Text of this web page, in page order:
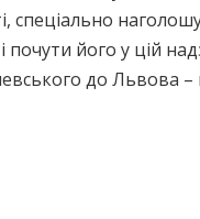
спеціально
його у цій
до Львова